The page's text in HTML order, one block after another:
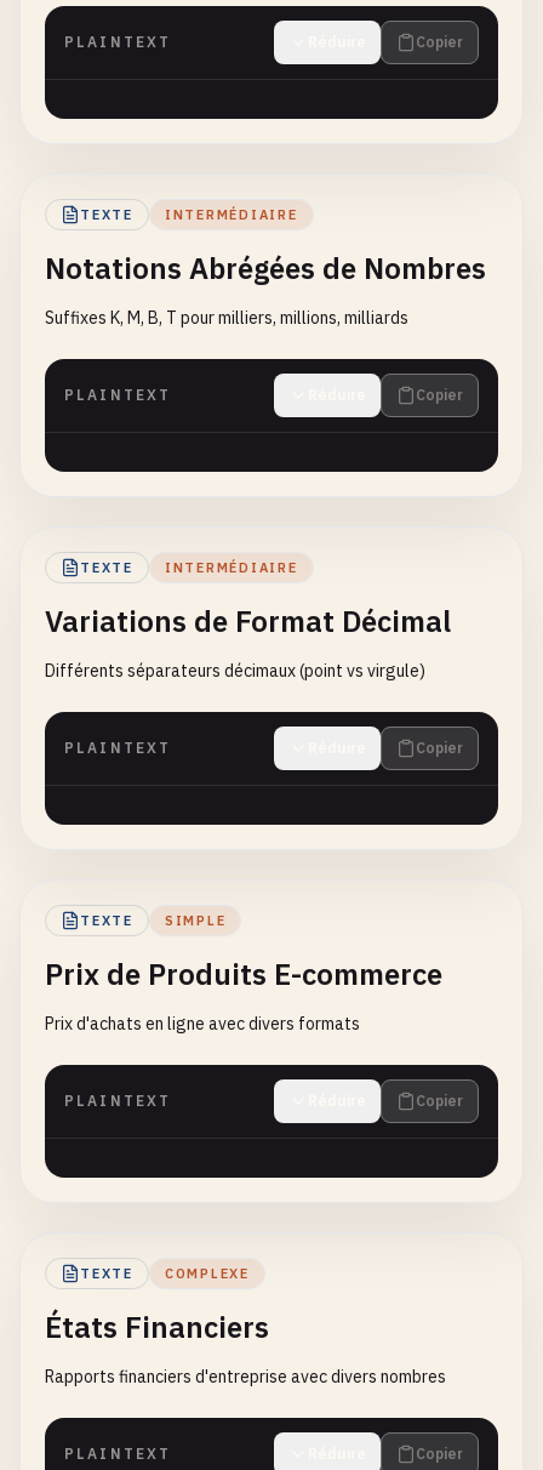
PLAINTEXT Copier
TEXTE INTERMÉDIAIRE
Notations Abrégées de Nombres
Suffixes K, M, B, T pour milliers, millions, milliards
PLAINTEXT Copier
TEXTE INTERMÉDIAIRE
Variations de Format Décimal
Différents séparateurs décimaux (point vs virgule)
PLAINTEXT Copier
TEXTE SIMPLE
Prix de Produits E-commerce
Prix d'achats en ligne avec divers formats
PLAINTEXT Copier
TEXTE COMPLEXE
États Financiers
Rapports financiers d'entreprise avec divers nombres
PLAINTEXT Copier